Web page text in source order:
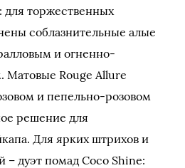
для торжественных
соблазнительные алые
и огненно-
Матовые Rouge Allure
и пепельно-розовом
решение для
Для ярких штрихов и
– дуэт помад Coco Shine: